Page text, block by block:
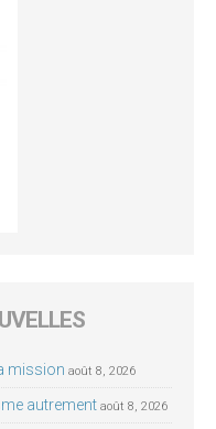
mission août 8, 2026
autrement août 8, 2026